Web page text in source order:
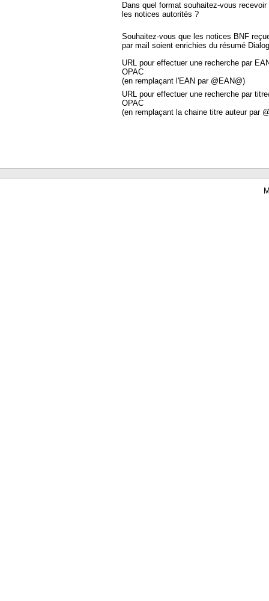
Dans quel format souhaitez-vous recevoir
les notices autorités ?
Souhaitez-vous que les notices BNF
par mail soient enrichies du résumé
URL pour effectuer une recherche par
OPAC
(en remplaçant l'EAN par @EAN@)
URL pour effectuer une recherche par
OPAC
(en remplaçant la chaine titre auteur par